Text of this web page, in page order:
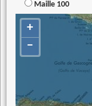
Maille 100
+
−